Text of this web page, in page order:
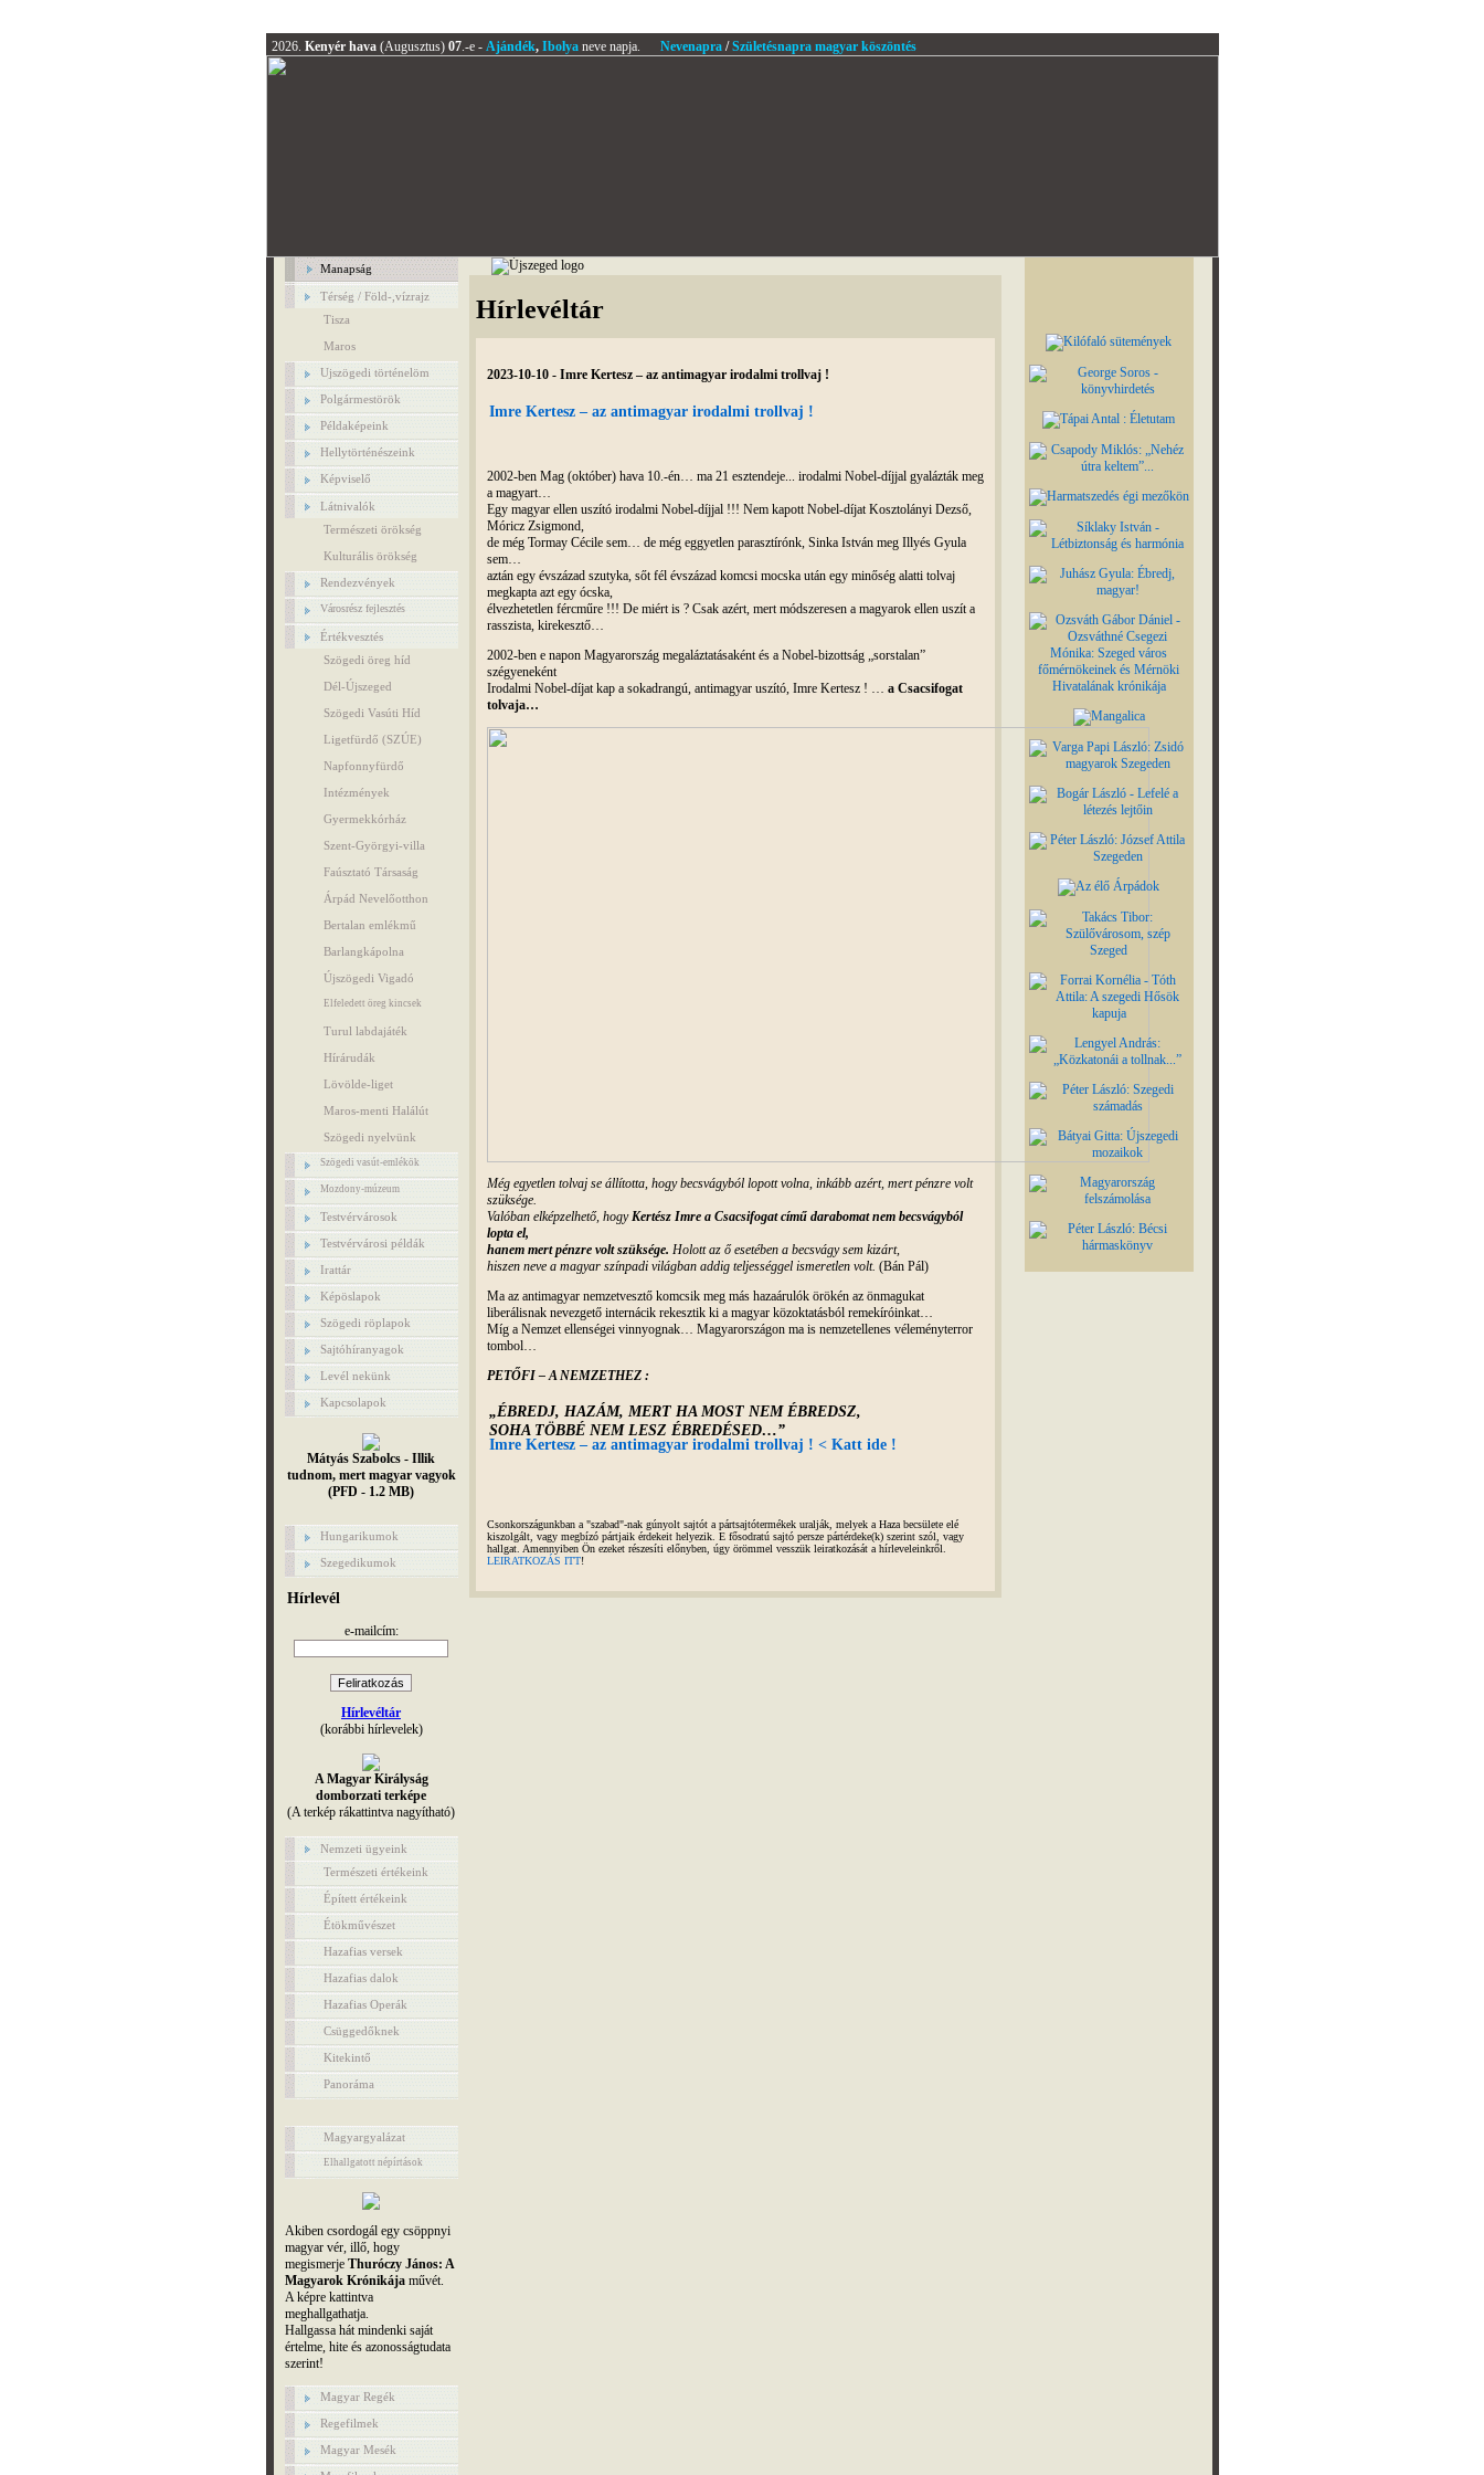
2026. Kenyér hava (Augusztus) 07.-e - Ajándék, Ibolyaneve napja. Nevenapra/Születésnapra magyar köszöntés
Manapság
Térség / Föld-,vízrajz
Tisza
Maros
Ujszögedi történelöm
Polgármestörök
Példaképeink
Hellytörténészeink
Képviselő
Látnivalók
Természeti örökség
Kulturális örökség
Rendezvények
Városrész fejlesztés
Értékvesztés
Szögedi öreg híd
Dél-Újszeged
Szögedi Vasúti Híd
Ligetfürdő (SZÚE)
Napfonnyfürdő
Intézmények
Gyermekkórház
Szent-Györgyi-villa
Faúsztató Társaság
Árpád Nevelőotthon
Bertalan emlékmű
Barlangkápolna
Újszögedi Vigadó
Elfeledett öreg kincsek
Turul labdajáték
Hírárudák
Lövölde-liget
Maros-menti Halálút
Szögedi nyelvünk
Szögedi vasút-emlékök
Mozdony-múzeum
Testvérvárosok
Testvérvárosi példák
Irattár
Képöslapok
Szögedi röplapok
Sajtóhíranyagok
Levél nekünk
Kapcsolapok
Mátyás Szabolcs - Illik
tudnom, mert magyar vagyok
(PFD - 1.2 MB)
Hungarikumok
Szegedikumok
Hírlevél
e-mailcím:
Hírlevéltár
(korábbi hírlevelek)
A Magyar Királyság
domborzati terképe
(A terkép rákattintva nagyítható)
Nemzeti ügyeink
Természeti értékeink
Épített értékeink
Étökművészet
Hazafias versek
Hazafias dalok
Hazafias Operák
Csüggedőknek
Kitekintő
Panoráma
Magyargyalázat
Elhallgatott népírtások
Akiben csordogál egy csöppnyi
magyar vér, illő, hogy
megismerje Thuróczy János: A
Magyarok Krónikájaművét.
A képre kattintva
meghallgathatja.
Hallgassa hát mindenki saját
értelme, hite és azonosságtudata
szerint!
Magyar Regék
Regefilmek
Magyar Mesék
Hírlevéltár
2023-10-10 - Imre Kertesz – az antimagyar irodalmi trollvaj !
Imre Kertesz – az antimagyar irodalmi trollvaj !
2002-ben Mag (október) hava 10.-én… ma 21 esztendeje... irodalmi Nobel-díjjal gyalázták meg
a magyart…
Egy magyar ellen uszító irodalmi Nobel-díjjal !!! Nem kapott Nobel-díjat Kosztolányi Dezső,
Móricz Zsigmond,
de még Tormay Cécile sem… de még eggyetlen parasztírónk, Sinka István meg Illyés Gyula
sem…
aztán egy évszázad szutyka, sőt fél évszázad komcsi mocska után egy minőség alatti tolvaj
megkapta azt egy ócska,
élvezhetetlen fércműre !!! De miért is ? Csak azért, mert módszeresen a magyarok ellen uszít a
rasszista, kirekesztő…
2002-ben e napon Magyarország megaláztatásaként és a Nobel-bizottság „sorstalan”
szégyeneként
Irodalmi Nobel-díjat kap a sokadrangú, antimagyar uszító, Imre Kertesz ! … a Csacsifogat
tolvaja…
Még egyetlen tolvaj se állította, hogy becsvágyból lopott volna, inkább azért, mert pénzre volt
szüksége.
Valóban elképzelhető, hogyKertész Imre a Csacsifogat című darabomat nem becsvágyból
lopta el,
hanem mert pénzre volt szüksége. Holott az ő esetében a becsvágy sem kizárt,
hiszen neve a magyar színpadi világban addig teljességgel ismeretlen volt. (Bán Pál)
Ma az antimagyar nemzetvesztő komcsik meg más hazaárulók örökén az önmagukat
liberálisnak nevezgető internácik rekesztik ki a magyar közoktatásból remekíróinkat…
Míg a Nemzet ellenségei vinnyognak… Magyarországon ma is nemzetellenes véleményterror
tombol…
PETŐFI – A NEMZETHEZ :
„ÉBREDJ, HAZÁM, MERT HA MOST NEM ÉBREDSZ,
SOHA TÖBBÉ NEM LESZ ÉBREDÉSED…”
Imre Kertesz – az antimagyar irodalmi trollvaj ! < Katt ide !
Csonkországunkban a "szabad"-nak gúnyolt sajtót a pártsajtótermékek uralják, melyek a Haza becsülete elé
kiszolgált, vagy megbízó pártjaik érdekeit helyezik. E fősodratú sajtó persze pártérdeke(k) szerint szól, vagy
hallgat. Amennyiben Ön ezeket részesíti előnyben, úgy örömmel vesszük leiratkozását a hírleveleinkről.
LEIRATKOZÁS ITT!